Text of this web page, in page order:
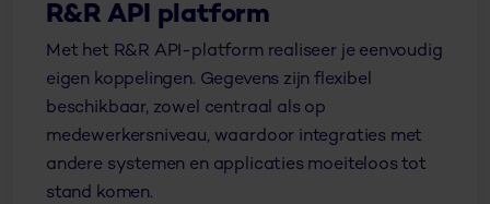
R&R API platform
Met het R&R API-platform realiseer je eenvoudig
eigen koppelingen. Gegevens zijn flexibel
beschikbaar, zowel centraal als op
medewerkersniveau, waardoor integraties met
andere systemen en applicaties moeiteloos tot
stand komen.